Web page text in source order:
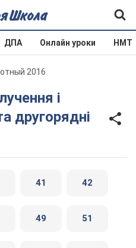
ДПА Онлайн уроки НМТ
2016
другорядні
41 42
49 51